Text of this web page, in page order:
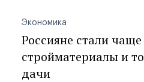
Экономика
Россияне стали
стройматериалы и
дачи